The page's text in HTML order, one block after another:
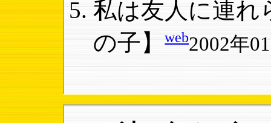
私は友人に連れ
の子】web2002年